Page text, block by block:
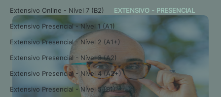
Extensivo Online - Nível 7 (B2)
EXTENSIVO - PRESENCIAL
Extensivo Presencial - Nível 1 (A1)
Extensivo Presencial - Nível 2 (A1+)
Extensivo Presencial - Nível 3 (A2)
Extensivo Presencial - Nível 4 (A2+)
Extensivo Presencial - Nível 5 (B1)